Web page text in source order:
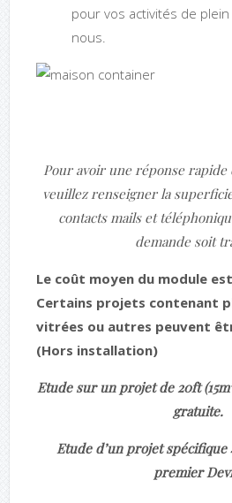
pour vos activités de
nous.
Pour avoir une réponse rapide
veuillez renseigner la
contacts mails et
demande soit
Le coût moyen du module
Certains projets contenant
vitrées ou autres peuvent
(Hors installation)
Etude sur un projet de 20ft
gratuite.
Etude d’un projet
premier